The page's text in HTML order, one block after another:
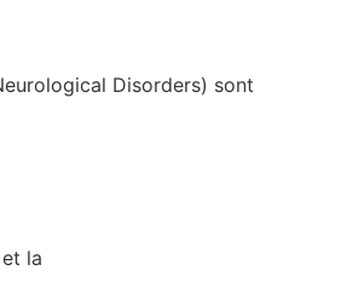
Disorders) sont
la